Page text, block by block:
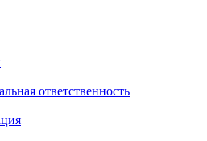
ответственность